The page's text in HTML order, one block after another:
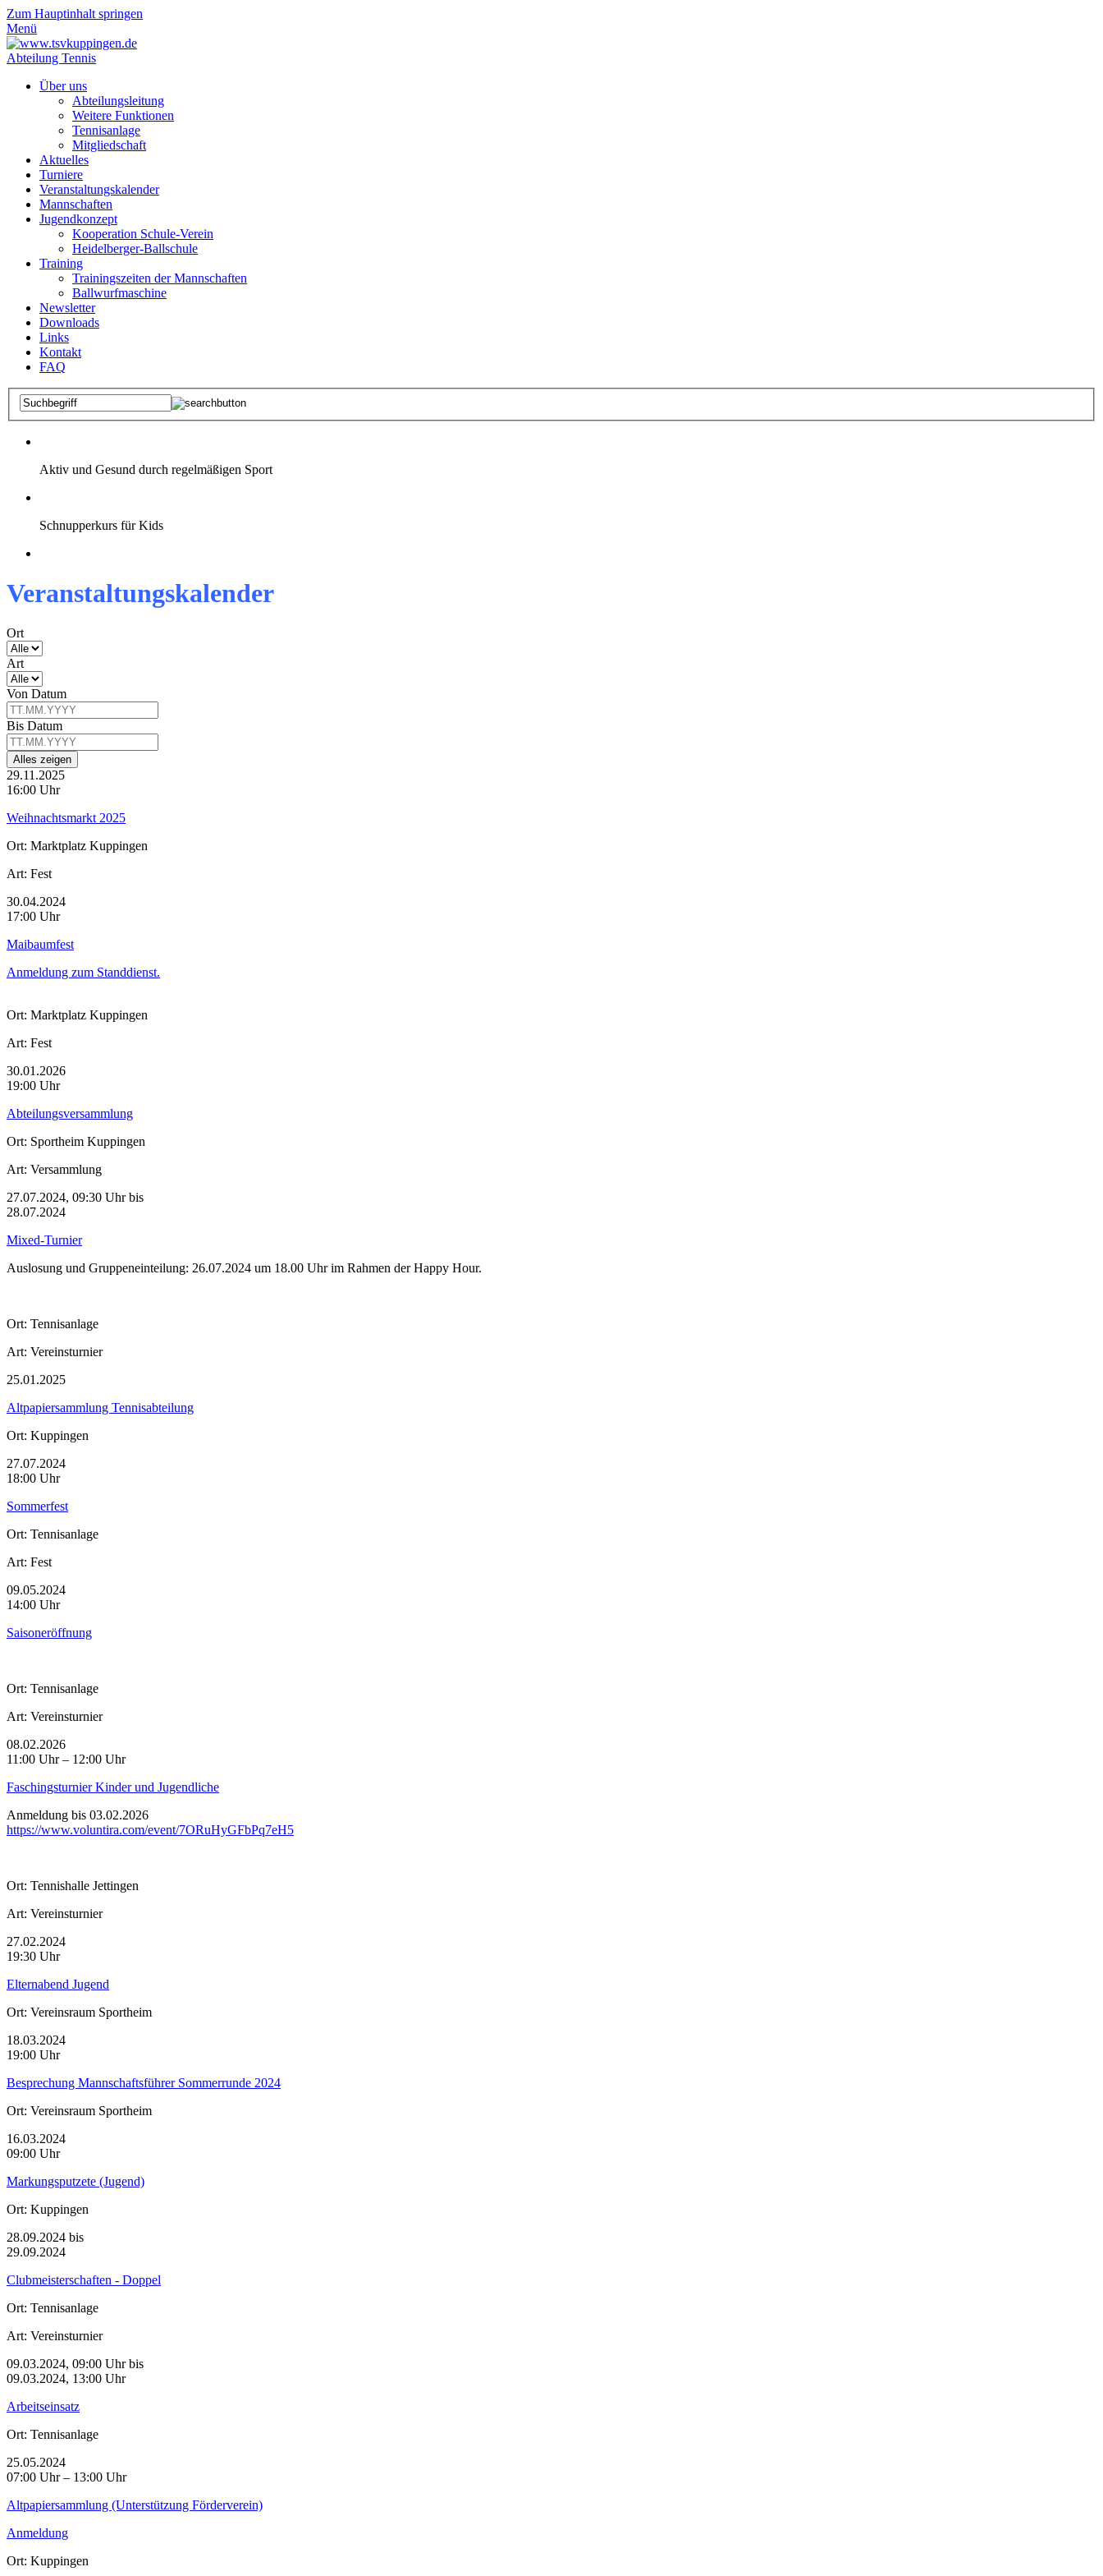
Zum Hauptinhalt springen
Menü
Abteilung Tennis
Über uns
Abteilungsleitung
Weitere Funktionen
Tennisanlage
Mitgliedschaft
Aktuelles
Turniere
Veranstaltungskalender
Mannschaften
Jugendkonzept
Kooperation Schule-Verein
Heidelberger-Ballschule
Training
Trainingszeiten der Mannschaften
Ballwurfmaschine
Newsletter
Downloads
Links
Kontakt
FAQ
Aktiv und Gesund durch regelmäßigen Sport
Schnupperkurs für Kids
Veranstaltungskalender
Ort
Art
Von Datum
Bis Datum
Alles zeigen
29.11.2025
16:00 Uhr
Weihnachtsmarkt 2025
Ort: Marktplatz Kuppingen
Art: Fest
30.04.2024
17:00 Uhr
Maibaumfest
Anmeldung zum Standdienst.
Ort: Marktplatz Kuppingen
Art: Fest
30.01.2026
19:00 Uhr
Abteilungsversammlung
Ort: Sportheim Kuppingen
Art: Versammlung
27.07.2024, 09:30 Uhr bis
28.07.2024
Mixed-Turnier
Auslosung und Gruppeneinteilung: 26.07.2024 um 18.00 Uhr im Rahmen der Happy Hour.
Ort: Tennisanlage
Art: Vereinsturnier
25.01.2025
Altpapiersammlung Tennisabteilung
Ort: Kuppingen
27.07.2024
18:00 Uhr
Sommerfest
Ort: Tennisanlage
Art: Fest
09.05.2024
14:00 Uhr
Saisoneröffnung
Ort: Tennisanlage
Art: Vereinsturnier
08.02.2026
11:00 Uhr – 12:00 Uhr
Faschingsturnier Kinder und Jugendliche
Anmeldung bis 03.02.2026
https://www.voluntira.com/event/7ORuHyGFbPq7eH5
Ort: Tennishalle Jettingen
Art: Vereinsturnier
27.02.2024
19:30 Uhr
Elternabend Jugend
Ort: Vereinsraum Sportheim
18.03.2024
19:00 Uhr
Besprechung Mannschaftsführer Sommerrunde 2024
Ort: Vereinsraum Sportheim
16.03.2024
09:00 Uhr
Markungsputzete (Jugend)
Ort: Kuppingen
28.09.2024 bis
29.09.2024
Clubmeisterschaften - Doppel
Ort: Tennisanlage
Art: Vereinsturnier
09.03.2024, 09:00 Uhr bis
09.03.2024, 13:00 Uhr
Arbeitseinsatz
Ort: Tennisanlage
25.05.2024
07:00 Uhr – 13:00 Uhr
Altpapiersammlung (Unterstützung Förderverein)
Anmeldung
Ort: Kuppingen